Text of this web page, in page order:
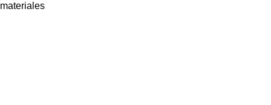
materiales